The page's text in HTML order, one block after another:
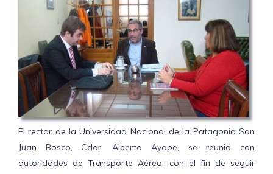
El rector de la Universidad Nacional de la Patagonia San
Juan Bosco, Cdor. Alberto Ayape, se reunió con
autoridades de Transporte Aéreo, con el fin de seguir